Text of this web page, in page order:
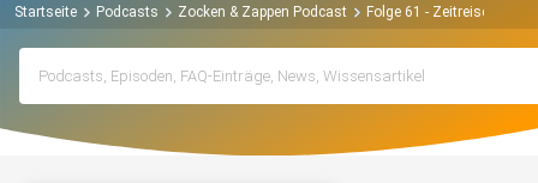
Startseite Podcasts Zocken & Zappen Podcast Folge 61 - Zeitreise im